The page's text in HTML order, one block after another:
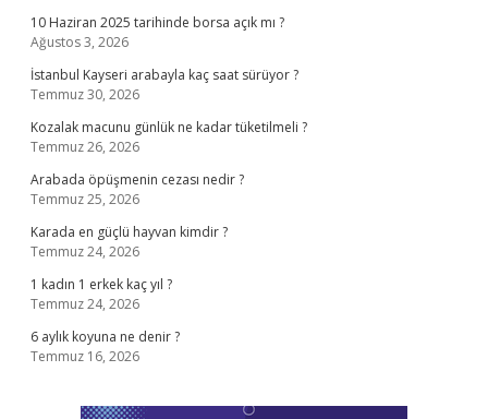
10 Haziran 2025 tarihinde borsa açık mı ?
Ağustos 3, 2026
İstanbul Kayseri arabayla kaç saat sürüyor ?
Temmuz 30, 2026
Kozalak macunu günlük ne kadar tüketilmeli ?
Temmuz 26, 2026
Arabada öpüşmenin cezası nedir ?
Temmuz 25, 2026
Karada en güçlü hayvan kimdir ?
Temmuz 24, 2026
1 kadın 1 erkek kaç yıl ?
Temmuz 24, 2026
6 aylık koyuna ne denir ?
Temmuz 16, 2026